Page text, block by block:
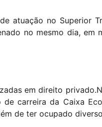
atuação no Superior
no mesmo dia, em
em direito privado.
carreira da Caixa
de ter ocupado